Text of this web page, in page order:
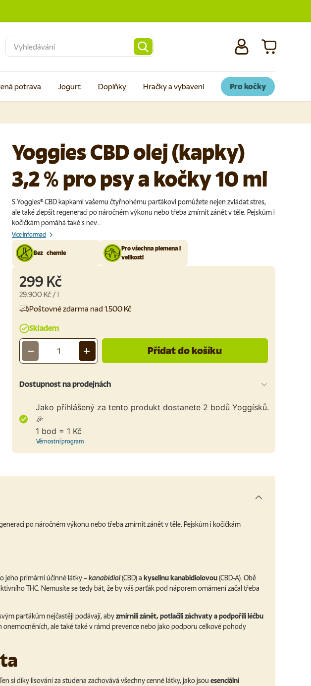
Přihlásit se
Košík
potrava Jogurt Doplňky Hračky a vybavení Pro kočky
Yoggies CBD olej (kapky)
3,2 % pro psy a kočky 10 ml
S Yoggies® CBD kapkami vašemu čtyřnohému parťákovi pomůžete nejen zvládat stres,
ale také zlepšit regeneraci po náročném výkonu nebo třeba zmírnit zánět v těle. Pejskům i
kočičkám pomáhá také s nev...
Více informací
Bez chemie
Pro všechna plemena i
velikosti
299 Kč
Cena za jednotku
29.900 Kč/ l
Poštovné zdarma nad 1.500 Kč
Skladem
Množství
- + Přidat do košíku
Dostupnost na prodejnách
Jako přihlášený za tento produkt dostanete 2 bodů Yoggísků.
🎉
1 bod = 1 Kč
Věrnostní program
po náročném výkonu nebo třeba zmírnit zánět v těle. Pejskům i kočičkám
jeho primární účinné látky –kanabidiol(CBD) a kyselinu kanabidiolovou(CBD-A). Obě
THC. Nemusíte se tedy bát, že by váš parťák pod náporem omámení začal třeba
parťákům nejčastěji podávají, abyzmírnili zánět, potlačili záchvaty a podpořili léčbu
ale také také v rámci prevence nebo jako podporu celkové pohody
si díky lisování za studena zachovává všechny cenné látky, jako jsou esenciální